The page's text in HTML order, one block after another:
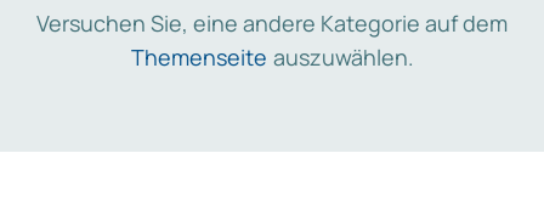
Versuchen Sie, eine andere Kategorie auf dem
Themenseite auszuwählen.